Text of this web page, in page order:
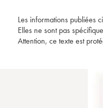
Les informations publiées
Elles ne sont pas
Attention, ce texte est